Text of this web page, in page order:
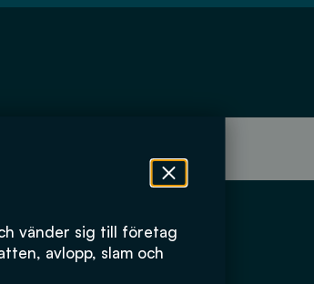
vänder sig till företag
avlopp, slam och